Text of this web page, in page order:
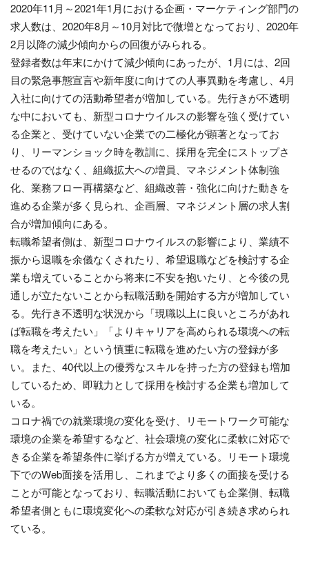
2020年11月～2021年1月における企画・マーケティング部門の
求人数は、2020年8月～10月対比で微増となっており、2020年
2月以降の減少傾向からの回復がみられる。
登録者数は年末にかけて減少傾向にあったが、1月には、2回
目の緊急事態宣言や新年度に向けての人事異動を考慮し、4月
入社に向けての活動希望者が増加している。先行きが不透明
な中においても、新型コロナウイルスの影響を強く受けてい
る企業と、受けていない企業での二極化が顕著となってお
り、リーマンショック時を教訓に、採用を完全にストップさ
せるのではなく、組織拡大への増員、マネジメント体制強
化、業務フロー再構築など、組織改善・強化に向けた動きを
進める企業が多く見られ、企画層、マネジメント層の求人割
合が増加傾向にある。
転職希望者側は、新型コロナウイルスの影響により、業績不
振から退職を余儀なくされたり、希望退職などを検討する企
業も増えていることから将来に不安を抱いたり、と今後の見
通しが立たないことから転職活動を開始する方が増加してい
る。先行き不透明な状況から「現職以上に良いところがあれ
ば転職を考えたい」「よりキャリアを高められる環境への転
職を考えたい」という慎重に転職を進めたい方の登録が多
い。また、40代以上の優秀なスキルを持った方の登録も増加
しているため、即戦力として採用を検討する企業も増加して
いる。
コロナ禍での就業環境の変化を受け、リモートワーク可能な
環境の企業を希望するなど、社会環境の変化に柔軟に対応で
きる企業を希望条件に挙げる方が増えている。リモート環境
下でのWeb面接を活用し、これまでより多くの面接を受ける
ことが可能となっており、転職活動においても企業側、転職
希望者側ともに環境変化への柔軟な対応が引き続き求められ
ている。